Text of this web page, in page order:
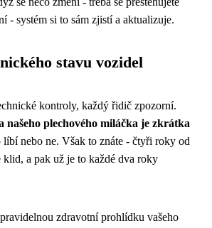
- systém si to sám zjistí a aktualizuje.
stavu vozidel
kontroly, každý řidič zpozorní.
našeho plechového miláčka je zkrátka
líbí nebo ne. Však to znáte - čtyři roky od
klid, a pak už je to každé dva roky
zdravotní prohlídku vašeho